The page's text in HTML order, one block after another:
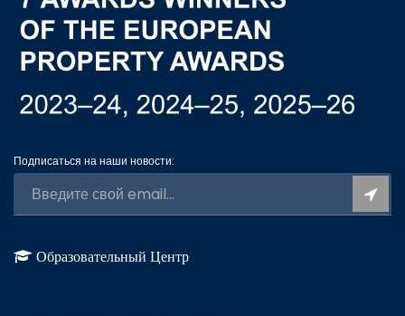
Подписаться на наши новости:
Образовательный Центр